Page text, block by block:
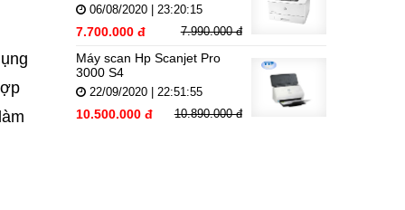
06/08/2020 | 23:20:15
7.700.000 đ 7.990.000 đ
Máy scan Hp Scanjet Pro
3000 S4
22/09/2020 | 22:51:55
10.500.000 đ 10.890.000 đ